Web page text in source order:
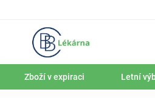
Zboží v expiraci Letní